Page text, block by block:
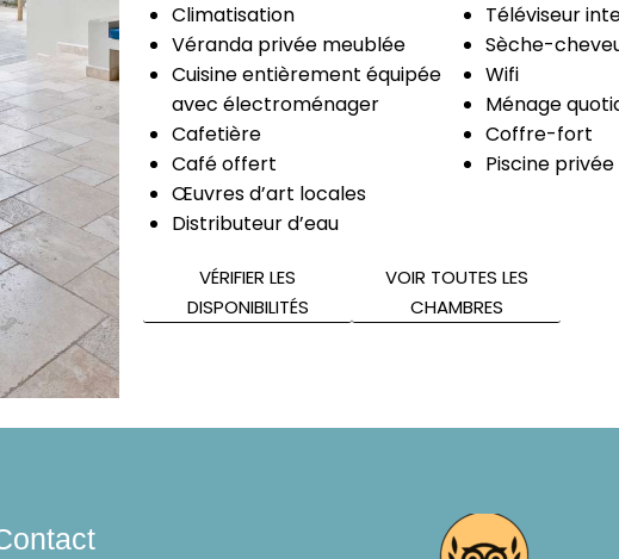
Climatisation
Véranda privée meublée
Cuisine entièrement équipée
avec électroménager
Cafetière
Café offert
Œuvres d’art locales
Distributeur d’eau
Téléviseur
Sèche-
Wifi
Ménage
Coffre-fort
Piscine privée
VÉRIFIER LES
DISPONIBILITÉS
VOIR TOUTES LES
CHAMBRES